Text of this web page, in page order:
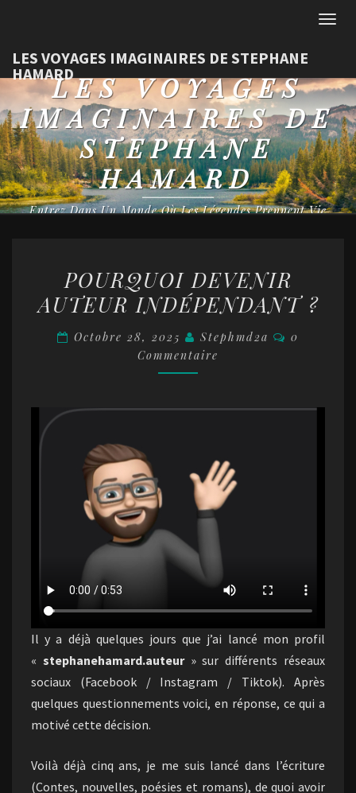
LES VOYAGES IMAGINAIRES DE STEPHANE
HAMARDLES VOYAGES
IMAGINAIRES DE
STEPHANE
HAMARD
Entrez Dans Un Monde Où Les Légendes Prennent Vie
DEVENIR
AUTEUR
?
POURQUOI DEVENIR
AUTEUR INDÉPENDANT ?
Octobre 28, 2025 Stephmd2a
0
Commentaire
Il y a déjà quelques jours que j’ai lancé mon profil
« stephanehamard.auteur» sur différents réseaux
sociaux (Facebook / Instagram / Tiktok). Après
quelques questionnements voici, en réponse, ce qui a
motivé cette décision.
Voilà déjà cinq ans, je me suis lancé dans l’écriture
(Contes, nouvelles, poésies et romans), de quoi avoir